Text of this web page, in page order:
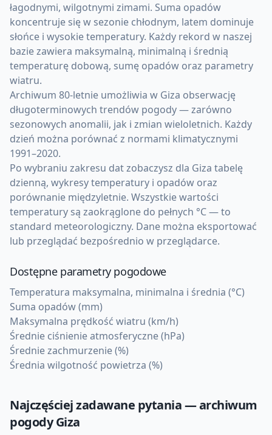
łagodnymi, wilgotnymi zimami. Suma opadów
koncentruje się w sezonie chłodnym, latem dominuje
słońce i wysokie temperatury. Każdy rekord w naszej
bazie zawiera maksymalną, minimalną i średnią
temperaturę dobową, sumę opadów oraz parametry
wiatru.
Archiwum 80-letnie umożliwia w Giza obserwację
długoterminowych trendów pogody — zarówno
sezonowych anomalii, jak i zmian wieloletnich. Każdy
dzień można porównać z normami klimatycznymi
1991–2020.
Po wybraniu zakresu dat zobaczysz dla Giza tabelę
dzienną, wykresy temperatury i opadów oraz
porównanie międzyletnie. Wszystkie wartości
temperatury są zaokrąglone do pełnych °C — to
standard meteorologiczny. Dane można eksportować
lub przeglądać bezpośrednio w przeglądarce.
Dostępne parametry pogodowe
Temperatura maksymalna, minimalna i średnia (°C)
Suma opadów (mm)
Maksymalna prędkość wiatru (km/h)
Średnie ciśnienie atmosferyczne (hPa)
Średnie zachmurzenie (%)
Średnia wilgotność powietrza (%)
Najczęściej zadawane pytania — archiwum
pogodyGiza